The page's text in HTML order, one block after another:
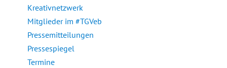
Kreativnetzwerk
Mitglieder im #TGVeb
Pressemitteilungen
Pressespiegel
Termine